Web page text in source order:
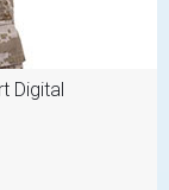
Digital